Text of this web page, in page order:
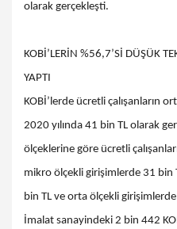
olarak gerçekleşti.
KOBİ’LERİN %56,7’Sİ DÜŞÜK
YAPTI
KOBİ’lerde ücretli çalışanların
2020 yılında 41 bin TL olarak
ölçeklerine göre ücretli
mikro ölçekli girişimlerde 31 bin
bin TL ve orta ölçekli
İmalat sanayindeki 2 bin 442